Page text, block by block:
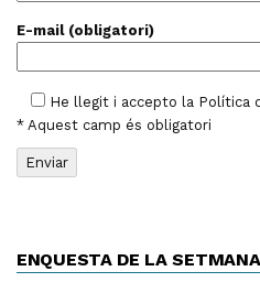
E-mail (obligatori)
He llegit i accepto la Política
* Aquest camp és obligatori
ENQUESTA DE LA SETMANA